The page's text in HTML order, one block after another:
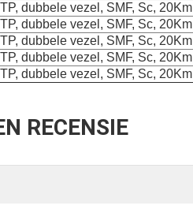
dubbele vezel, SMF, Sc, 20Km
dubbele vezel, SMF, Sc, 20Km
dubbele vezel, SMF, Sc, 20Km
dubbele vezel, SMF, Sc, 20Km
dubbele vezel, SMF, Sc, 20Km
RECENSIE